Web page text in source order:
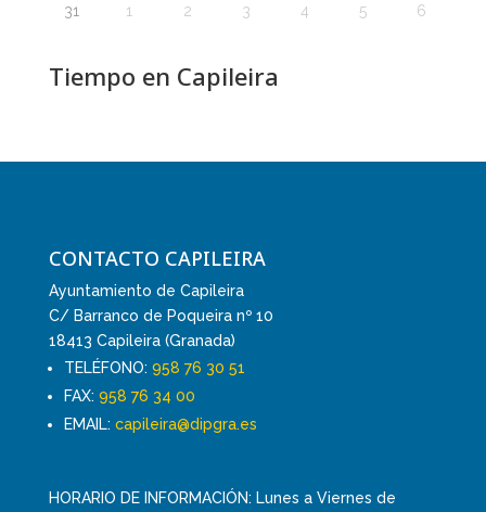
31 1 2 3 4 5 6
Tiempo en Capileira
CONTACTO CAPILEIRA
Ayuntamiento de Capileira
C/ Barranco de Poqueira nº 10
18413 Capileira (Granada)
TELÉFONO: 958 76 30 51
FAX: 958 76 34 00
EMAIL: capileira@dipgra.es
HORARIO DE INFORMACIÓN: Lunes a Viernes de